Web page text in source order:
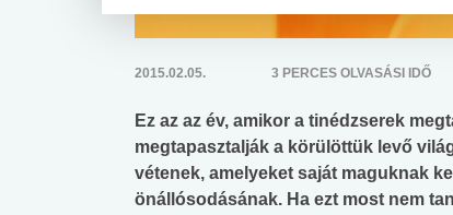
2015.02.05. 3 PERCES OLVASÁSI IDŐ
Ez az az év, amikor a tinédzserek
megtapasztalják a körülöttük levő
vétenek, amelyeket saját maguknak
önállósodásának. Ha ezt most nem